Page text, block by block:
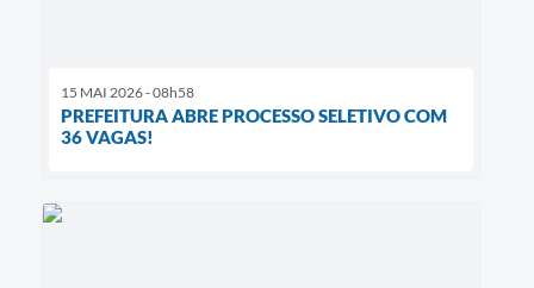
15 MAI 2026 - 08h58
PREFEITURA ABRE PROCESSO SELETIVO COM
36 VAGAS!